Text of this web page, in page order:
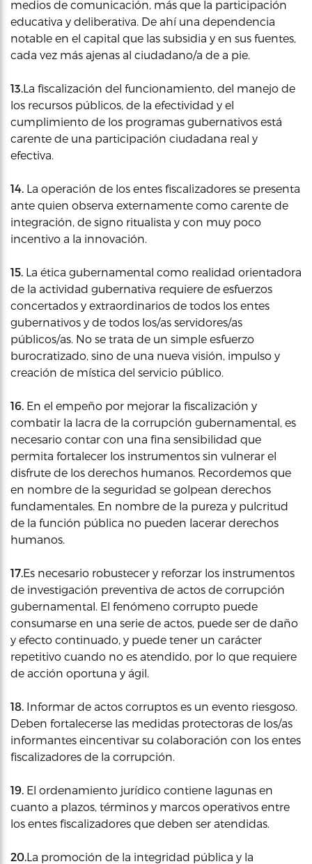
medios de comunicación, más que la participación
educativa y deliberativa. De ahí una dependencia
notable en el capital que las subsidia y en sus fuentes,
cada vez más ajenas al ciudadano/a de a pie.
13.La fiscalización del funcionamiento, del manejo de
los recursos públicos, de la efectividad y el
cumplimiento de los programas gubernativos está
carente de una participación ciudadana real y
efectiva.
14. La operación de los entes fiscalizadores se presenta
ante quien observa externamente como carente de
integración, de signo ritualista y con muy poco
incentivo a la innovación.
15. La ética gubernamental como realidad orientadora
de la actividad gubernativa requiere de esfuerzos
concertados y extraordinarios de todos los entes
gubernativos y de todos los/as servidores/as
públicos/as. No se trata de un simple esfuerzo
burocratizado, sino de una nueva visión, impulso y
creación de mística del servicio público.
16. En el empeño por mejorar la fiscalización y
combatir la lacra de la corrupción gubernamental, es
necesario contar con una fina sensibilidad que
permita fortalecer los instrumentos sin vulnerar el
disfrute de los derechos humanos. Recordemos que
en nombre de la seguridad se golpean derechos
fundamentales. En nombre de la pureza y pulcritud
de la función pública no pueden lacerar derechos
humanos.
17.Es necesario robustecer y reforzar los instrumentos
de investigación preventiva de actos de corrupción
gubernamental. El fenómeno corrupto puede
consumarse en una serie de actos, puede ser de daño
y efecto continuado, y puede tener un carácter
repetitivo cuando no es atendido, por lo que requiere
de acción oportuna y ágil.
18. Informar de actos corruptos es un evento riesgoso.
Deben fortalecerse las medidas protectoras de los/as
informantes eincentivar su colaboración con los entes
fiscalizadores de la corrupción.
19. El ordenamiento jurídico contiene lagunas en
cuanto a plazos, términos y marcos operativos entre
los entes fiscalizadores que deben ser atendidas.
20.La promoción de la integridad pública y la